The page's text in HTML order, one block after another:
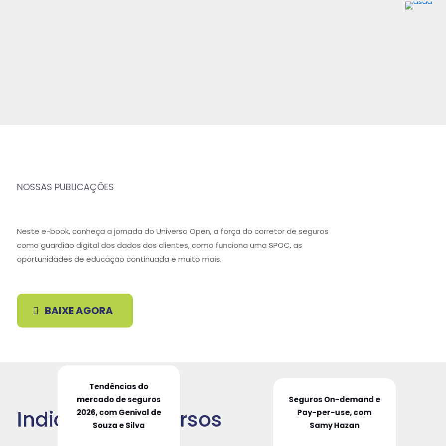
NOSSAS PUBLICAÇÕES
Neste e-book, conheça a jornada do Universo Open, a força do corretor de seguros
como guardião digital dos dados dos clientes, como funciona uma SPOC, as
oportunidades de educação continuada e muito mais.
BAIXE AGORA
Indicação de Cursos
Tendências do
mercado de seguros
2026, com Genival de
Souza e Silva
Seguros On-demand e
Pay-per-use, com
Samy Hazan